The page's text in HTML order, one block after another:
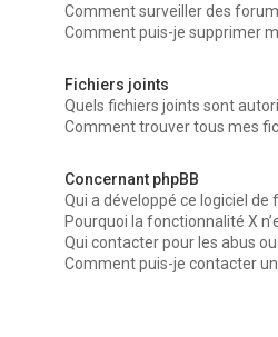
Comment surveiller des
Comment puis-je supprimer
Fichiers joints
Quels fichiers joints sont
Comment trouver tous mes
Concernant phpBB
Qui a développé ce logiciel de
Pourquoi la fonctionnalité X
Qui contacter pour les abus
Comment puis-je contacter